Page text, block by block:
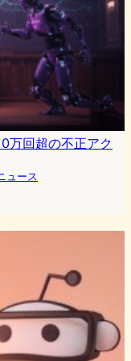
万回超の不正アク
ュース